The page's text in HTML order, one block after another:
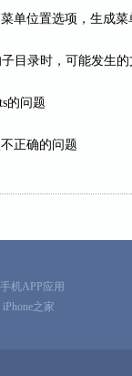
单位置选项，生成
目录时，可能发生
的问题
正确的问题
机APP应用
iPhone之家